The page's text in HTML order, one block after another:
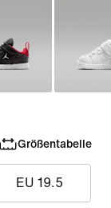
Größentabelle
EU 19.5